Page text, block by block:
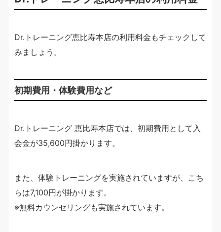
Dr.トレーニング恵比寿本店の利用料金もチェックして
みましょう。
初期費用・体験費用など
Dr.トレーニング 恵比寿本店では、初期費用として入
会金が35,600円掛かります。
また、体験トレーニングを実施されていますが、こち
らは7,100円が掛かります。
※無料カウンセリングも実施されています。